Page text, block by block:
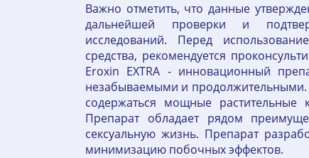
Важно отметить, что данные
дальнейшей проверки и
исследований. Перед
средства, рекомендуется
Eroxin EXTRA - инновационный
незабываемыми и продолжительными.
содержаться мощные
Препарат обладает рядом
сексуальную жизнь. Препарат
минимизацию побочных эффектов.